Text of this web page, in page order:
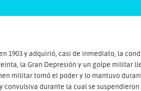
1903 y adquirió, casi de inmediato, la
la Gran Depresión y un golpe militar
militar tomó el poder y lo mantuvo
durante la cual se